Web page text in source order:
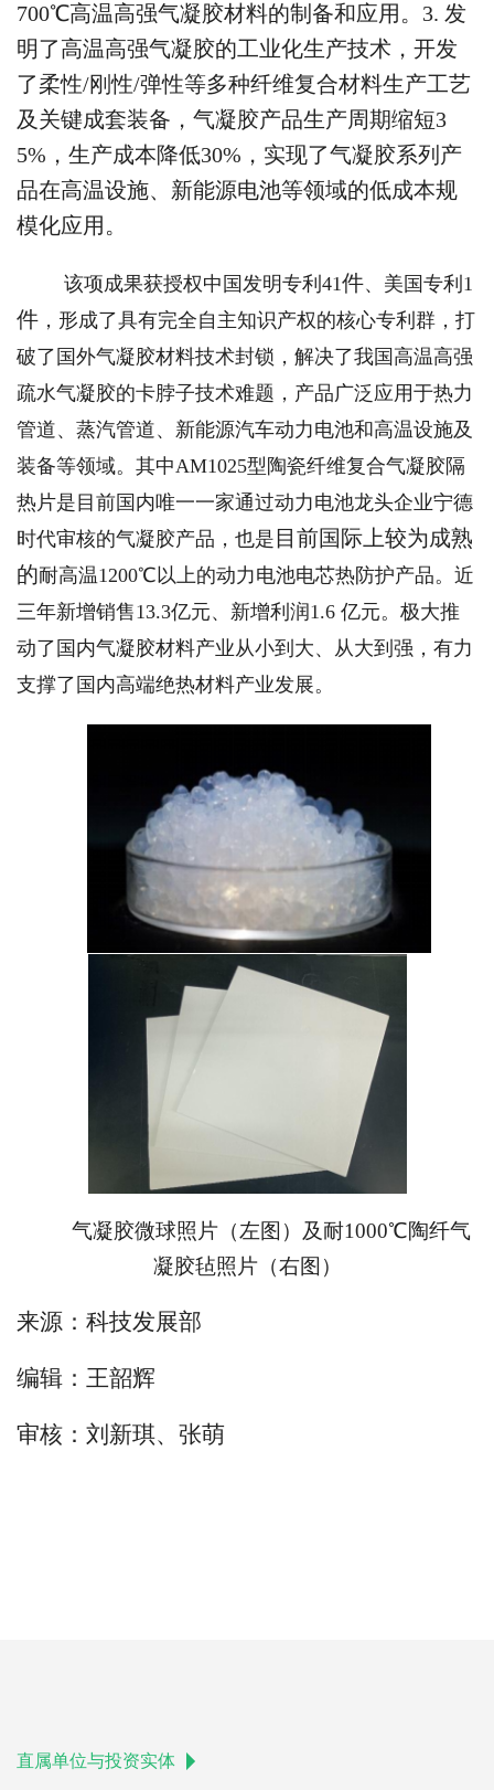
700℃高温高强气凝胶材料的制备和应用。3. 发
明了高温高强气凝胶的工业化生产技术，开发
了柔性/刚性/弹性等多种纤维复合材料生产工艺
及关键成套装备，气凝胶产品生产周期缩短3
5%，生产成本降低30%，实现了气凝胶系列产
品在高温设施、新能源电池等领域的低成本规
模化应用。
该项成果获授权中国发明专利41件、美国专利1
件 ，形成了具有完全自主知识产权的核心专利群，打
破了国外气凝胶材料技术封锁，解决了我国高温高强
疏水气凝胶的卡脖子技术难题，产品广泛应用于热力
管道、蒸汽管道、新能源汽车动力电池和高温设施及
装备等领域。其中AM1025型陶瓷纤维复合气凝胶隔
热片是目前国内唯一一家通过动力电池龙头企业宁德
时代审核的气凝胶产品，也是 目前国际上较为成熟
的耐高温1200℃以上的动力电池电芯热防护产品。近
三年新增销售13.3亿元、新增利润1.6 亿元。极大推
动了国内气凝胶材料产业从小到大、从大到强，有力
支撑了国内高端绝热材料产业发展。
气凝胶微球照片（左图）及耐1000℃陶纤气
凝胶毡照片（右图）
来源：科技发展部
编辑：王韶辉
审核：刘新琪、张萌
直属单位与投资实体